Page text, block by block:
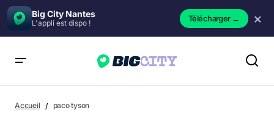
Big City Nantes
L'appli est dispo ! Télécharger→ ×
Accueil paco tyson